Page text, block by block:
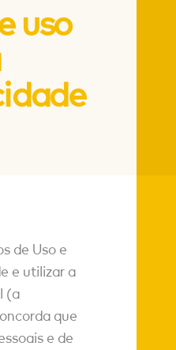
uso
de Uso e
e utilizar a
(a
que
e de